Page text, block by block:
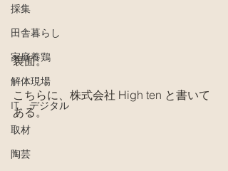
採集
田舎暮らし
家庭養鶏
解体現場
IT、デジタル
取材
陶芸
裏面。
こちらに、株式会社 High ten と書いて
ある。